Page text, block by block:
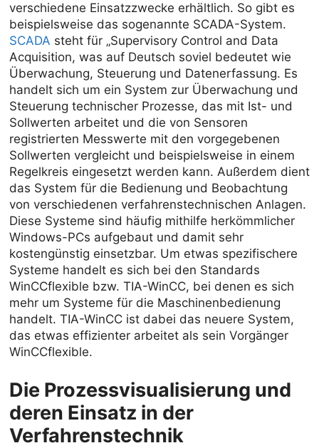
verschiedene Einsatzzwecke erhältlich. So gibt es
beispielsweise das sogenannte SCADA-System.
SCADA steht für „Supervisory Control and Data
Acquisition, was auf Deutsch soviel bedeutet wie
Überwachung, Steuerung und Datenerfassung. Es
handelt sich um ein System zur Überwachung und
Steuerung technischer Prozesse, das mit Ist- und
Sollwerten arbeitet und die von Sensoren
registrierten Messwerte mit den vorgegebenen
Sollwerten vergleicht und beispielsweise in einem
Regelkreis eingesetzt werden kann. Außerdem dient
das System für die Bedienung und Beobachtung
von verschiedenen verfahrenstechnischen Anlagen.
Diese Systeme sind häufig mithilfe herkömmlicher
Windows-PCs aufgebaut und damit sehr
kostengünstig einsetzbar. Um etwas spezifischere
Systeme handelt es sich bei den Standards
WinCCflexible bzw. TIA-WinCC, bei denen es sich
mehr um Systeme für die Maschinenbedienung
handelt. TIA-WinCC ist dabei das neuere System,
das etwas effizienter arbeitet als sein Vorgänger
WinCCflexible.
Die Prozessvisualisierung und
deren Einsatz in der
Verfahrenstechnik